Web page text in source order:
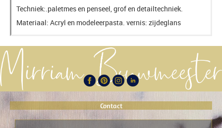
Techniek:.paletmes en penseel, grof en detailtechniek.
Materiaal: Acryl en modeleerpasta. vernis: zijdeglans
Contact